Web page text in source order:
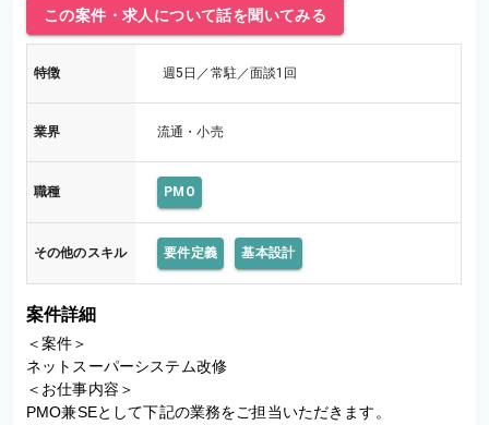
この案件・求人について話を聞いてみる
特徴 週5日／常駐／面談1回
業界 流通・小売
職種 PMO
その他のスキル 要件定義 基本設計
案件詳細
＜案件＞
ネットスーパーシステム改修
＜お仕事内容＞
PMO兼SEとして下記の業務をご担当いただきます。